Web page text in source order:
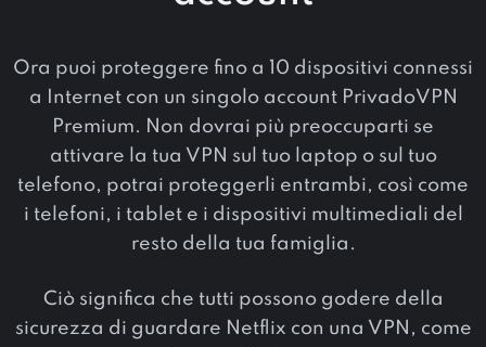
Ora puoi proteggere fino a 10 dispositivi connessi
a Internet con un singolo account PrivadoVPN
Premium. Non dovrai più preoccuparti se
attivare la tua VPN sul tuo laptop o sul tuo
telefono, potrai proteggerli entrambi, così come
i telefoni, i tablet e i dispositivi multimediali del
resto della tua famiglia.
Ciò significa che tutti possono godere della
sicurezza di guardare Netflix con una VPN, come